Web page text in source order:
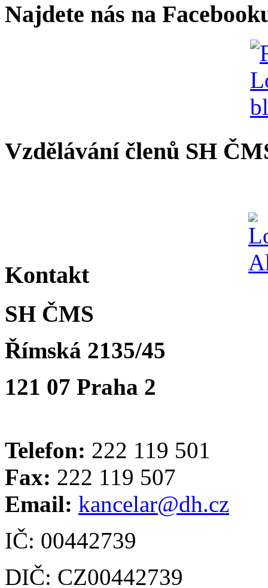
Najdete nás na
Vzdělávání členů SH
Kontakt
SH ČMS
Římská 2135/45
121 07 Praha 2
Telefon: 222 119 501
Fax: 222 119 507
Email: kancelar@dh.cz
IČ: 00442739
DIČ: CZ00442739